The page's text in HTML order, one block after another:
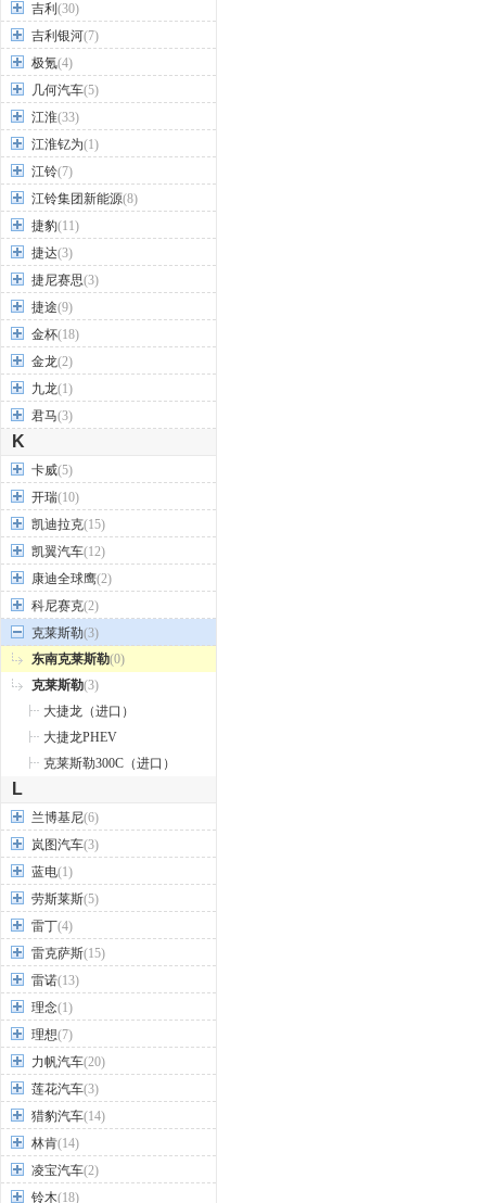
吉利 (30)
吉利银河(7)
极氪(4)
几何汽车(5)
江淮(33)
江淮钇为(1)
江铃(7)
江铃集团新能源(8)
捷豹(11)
捷达(3)
捷尼赛思(3)
捷途(9)
金杯(18)
金龙(2)
九龙(1)
君马(3)
K
卡威(5)
开瑞(10)
凯迪拉克(15)
凯翼汽车(12)
康迪全球鹰(2)
科尼赛克(2)
克莱斯勒(3)
东南克莱斯勒(0)
克莱斯勒(3)
大捷龙（进口）
大捷龙PHEV
克莱斯勒300C（进口）
L
兰博基尼(6)
岚图汽车(3)
蓝电(1)
劳斯莱斯(5)
雷丁(4)
雷克萨斯(15)
雷诺(13)
理念(1)
理想(7)
力帆汽车(20)
莲花汽车(3)
猎豹汽车(14)
林肯(14)
凌宝汽车(2)
铃木(18)